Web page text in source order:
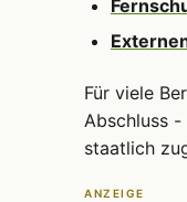
Für viele
Abschluss
staatlich
ANZEIGE